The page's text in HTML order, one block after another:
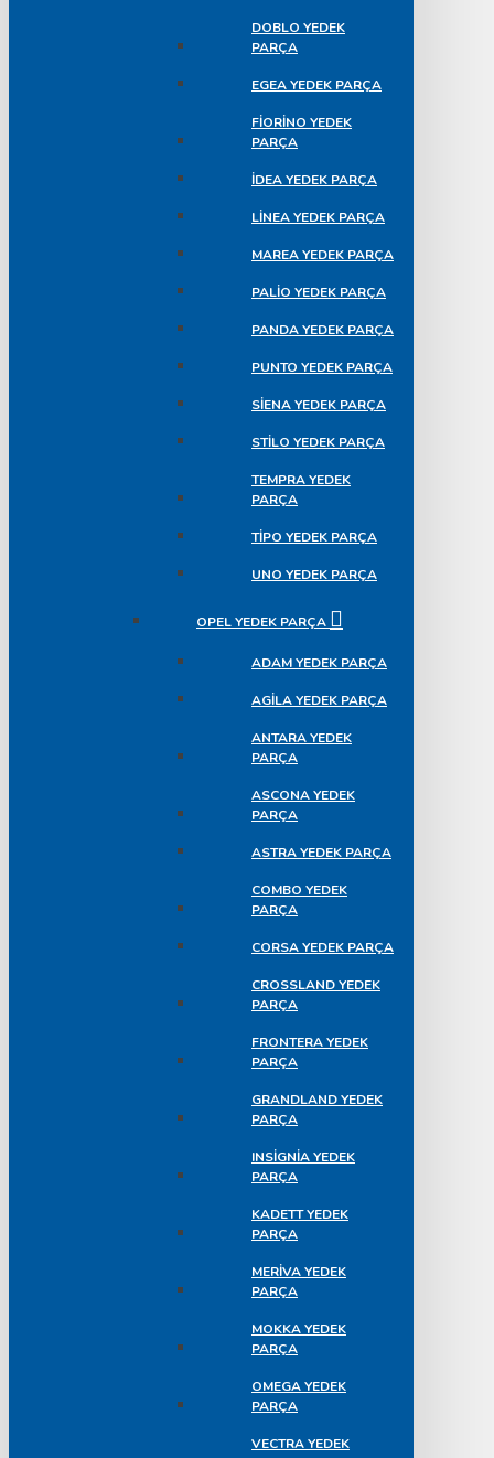
DOBLO YEDEK
PARÇA
EGEA YEDEK PARÇA
FIORINO YEDEK
PARÇA
İDEA YEDEK PARÇA
LINEA YEDEK PARÇA
MAREA YEDEK PARÇA
PALIO YEDEK PARÇA
PANDA YEDEK PARÇA
PUNTO YEDEK PARÇA
SIENA YEDEK PARÇA
STILO YEDEK PARÇA
TEMPRA YEDEK
PARÇA
TIPO YEDEK PARÇA
UNO YEDEK PARÇA
OPEL YEDEK PARÇA
ADAM YEDEK PARÇA
AGILA YEDEK PARÇA
ANTARA YEDEK
PARÇA
ASCONA YEDEK
PARÇA
ASTRA YEDEK PARÇA
COMBO YEDEK
PARÇA
CORSA YEDEK PARÇA
CROSSLAND YEDEK
PARÇA
FRONTERA YEDEK
PARÇA
GRANDLAND YEDEK
PARÇA
INSIGNIA YEDEK
PARÇA
KADETT YEDEK
PARÇA
MERIVA YEDEK
PARÇA
MOKKA YEDEK
PARÇA
OMEGA YEDEK
PARÇA
VECTRA YEDEK